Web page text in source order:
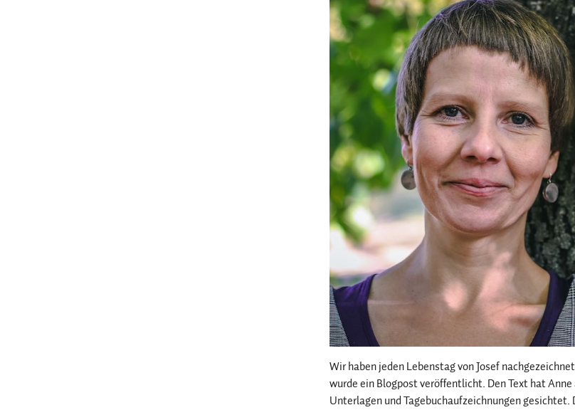
Wir haben jeden Lebenstag von Josef
wurde ein Blogpost veröffentlicht. Den Text hat
Unterlagen und Tagebuchaufzeichnungen gesichtet.